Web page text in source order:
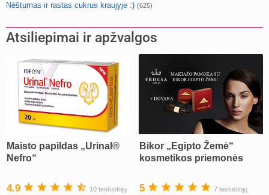
Nėštumas ir rastas cukrus kraujyje :) (625)
Atsiliepimai ir apžvalgos
Maisto papildas „Urinal®
Nefro“
4.9
10 testuotojų
Bikor „Egipto Žemė“
kosmetikos priemonės
5
7 testuotojų